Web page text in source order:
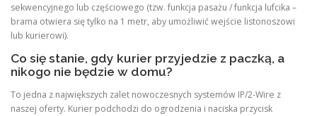
sekwencyjnego lub częściowego (tzw. funkcja pasażu / funkcja lufcika –
brama otwiera się tylko na 1 metr, aby umożliwić wejście listonoszowi
lub kurierowi).
Co się stanie, gdy kurier przyjedzie z paczką, a
nikogo nie będzie w domu?
To jedna z największych zalet nowoczesnych systemów IP/2-Wire z
naszej oferty. Kurier podchodzi do ogrodzenia i naciska przycisk